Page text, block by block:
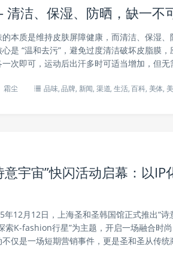
洁、保湿、防晒，缺一不
的本质是维持皮肤屏障健康，而清洁、保湿
心是 “温和去污”，避免过度清洁破坏皮脂膜
一次即可，运动后出汗多时可适当增加，但
霜尘 品味,品牌, 新闻, 渠道,生活,百科, 美体,
意宇宙”快闪活动启幕：以
年12月12日，上海圣和圣韩国馆正式推出“诗
索K-fashion行星”为主题，开启一场融合时
不仅是一场短期营销事件，更是圣和圣从传